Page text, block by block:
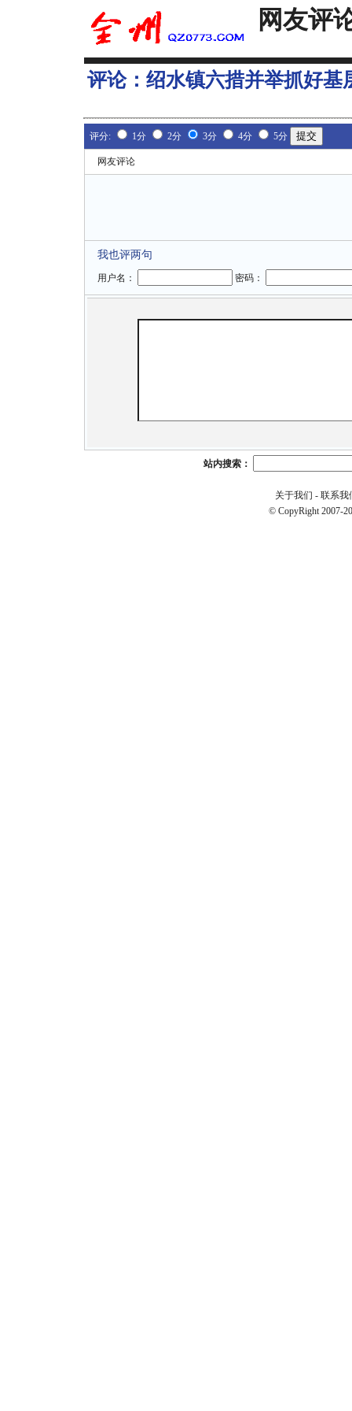
网友评
评论： 绍水镇六措并举抓好基
评分: 1分 2分 3分 4分 5分
网友评论
我也评两句
用户名： 密码：
站内搜索：
关于我们 - 联系我
© CopyRight 2007-